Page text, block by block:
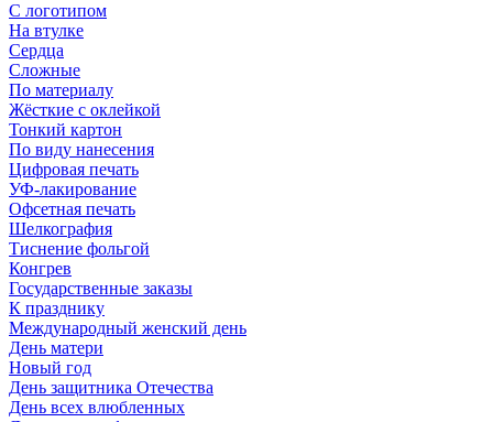
С логотипом
На втулке
Сердца
Сложные
По материалу
Жёсткие с оклейкой
Тонкий картон
По виду нанесения
Цифровая печать
УФ-лакирование
Офсетная печать
Шелкография
Тиснение фольгой
Конгрев
Государственные заказы
К празднику
Международный женский день
День матери
Новый год
День защитника Отечества
День всех влюбленных